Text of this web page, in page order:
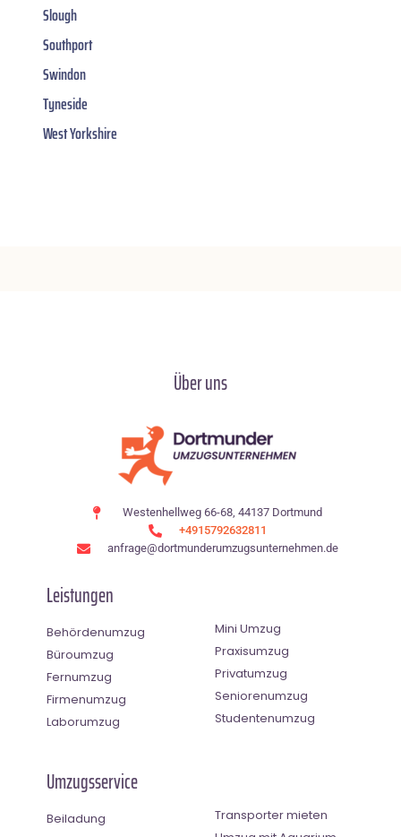
Slough
Southport
Swindon
Tyneside
West Yorkshire
Über uns
Westenhellweg 66-68, 44137 Dortmund
+4915792632811
anfrage@dortmunderumzugsunternehmen.de
Leistungen
Behördenumzug
Büroumzug
Fernumzug
Firmenumzug
Laborumzug
Mini Umzug
Praxisumzug
Privatumzug
Seniorenumzug
Studentenumzug
Umzugsservice
Beiladung
Transporter mieten